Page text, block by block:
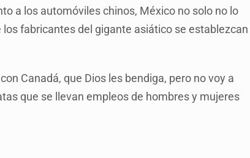
a los automóviles chinos, México no solo no lo
fabricantes del gigante asiático se establezcan
Canadá, que Dios les bendiga, pero no voy a
que se llevan empleos de hombres y mujeres